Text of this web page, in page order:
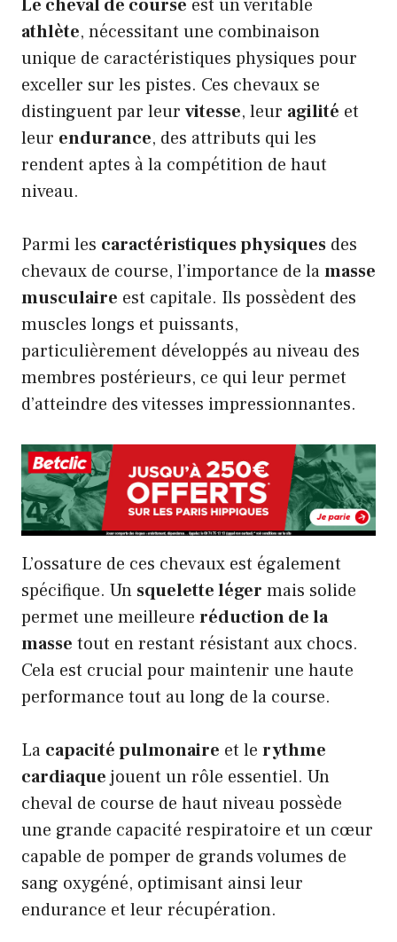
Le cheval de course est un véritable
athlète, nécessitant une combinaison
unique de caractéristiques physiques pour
exceller sur les pistes. Ces chevaux se
distinguent par leur vitesse, leur agilité et
leur endurance, des attributs qui les
rendent aptes à la compétition de haut
niveau.
Parmi les caractéristiques physiques des
chevaux de course, l’importance de lamasse
musculaire est capitale. Ils possèdent des
muscles longs et puissants,
particulièrement développés au niveau des
membres postérieurs, ce qui leur permet
d’atteindre des vitesses impressionnantes.
L’ossature de ces chevaux est également
spécifique. Un squelette léger mais solide
permet une meilleure réduction de la
masse tout en restant résistant aux chocs.
Cela est crucial pour maintenir une haute
performance tout au long de la course.
La capacité pulmonaire et le rythme
cardiaque jouent un rôle essentiel. Un
cheval de course de haut niveau possède
une grande capacité respiratoire et un cœur
capable de pomper de grands volumes de
sang oxygéné, optimisant ainsi leur
endurance et leur récupération.